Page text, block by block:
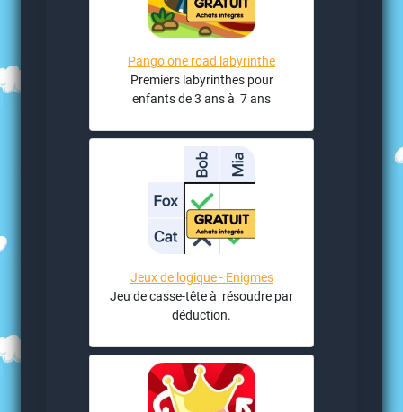
Pango one road labyrinthe
Premiers labyrinthes pour
enfants de 3 ans à 7 ans
Jeux de logique - Enigmes
Jeu de casse-tête à résoudre par
déduction.